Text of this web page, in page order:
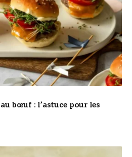
bœuf : l’astuce pour les